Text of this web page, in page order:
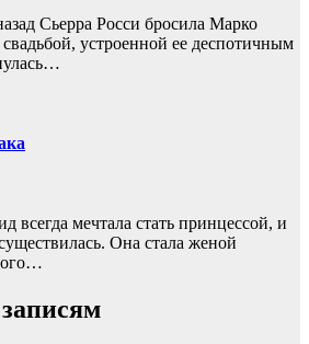
Сьерра Росси бросила Марко
устроенной ее деспотичным
мечтала стать принцессой, и
Она стала женой